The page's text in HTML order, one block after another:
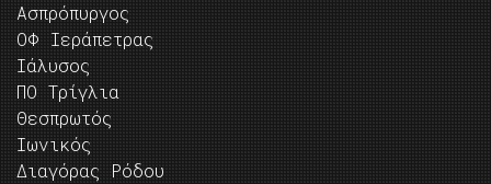
Ασπρόπυργος
OΦ Ιεράπετρας
Ιάλυσος
ΠΟ Τρίγλια
Θεσπρωτός
Ιωνικός
Διαγόρας Ρόδου